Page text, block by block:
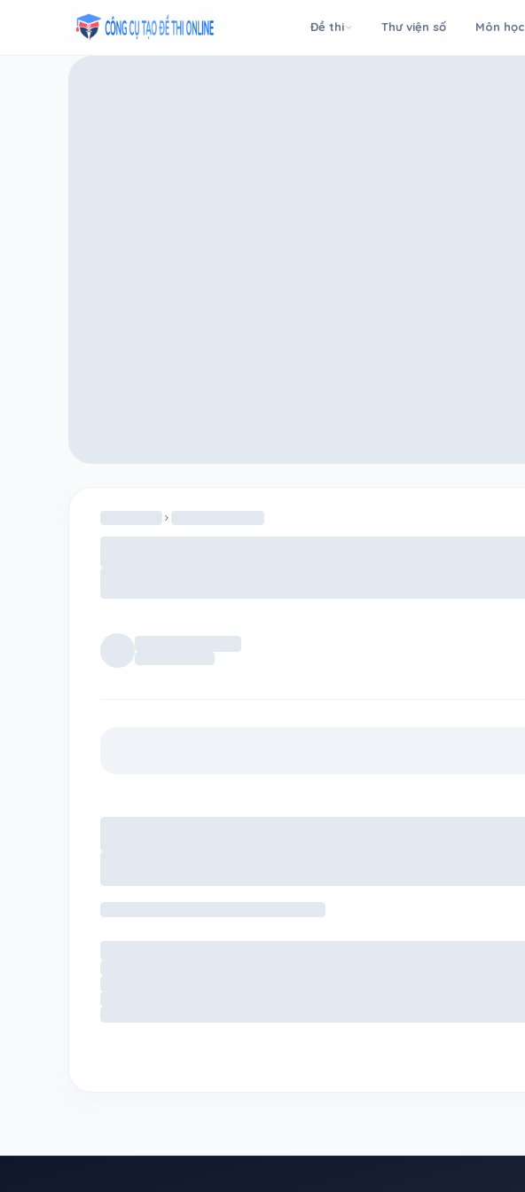
Đề thi Thư viện số Môn học
Taodethi.xyz - Tạo đề thi Online miễn phí